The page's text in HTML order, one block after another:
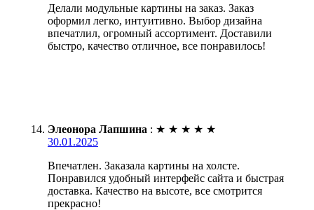
Делали модульные картины на заказ. Заказ
оформил легко, интуитивно. Выбор дизайна
впечатлил, огромный ассортимент. Доставили
быстро, качество отличное, все понравилось!
Элеонора Лапшина : ★ ★ ★ ★ ★
30.01.2025
Впечатлен. Заказала картины на холсте.
Понравился удобный интерфейс сайта и быстрая
доставка. Качество на высоте, все смотрится
прекрасно!